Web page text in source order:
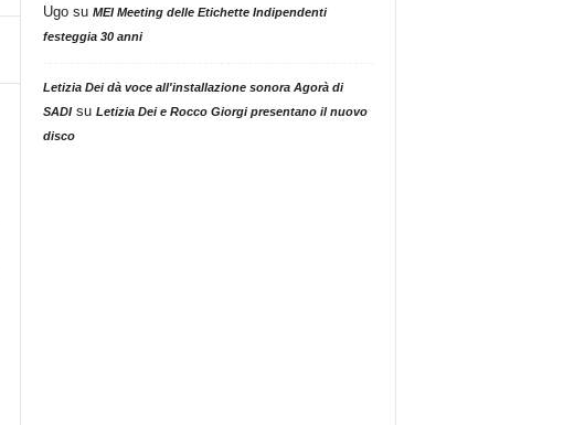
Ugosu MEI Meeting delle Etichette Indipendenti
festeggia 30 anni
Letizia Dei dà voce all'installazione sonora Agorà di
SADIsu Letizia Dei e Rocco Giorgi presentano il nuovo
disco